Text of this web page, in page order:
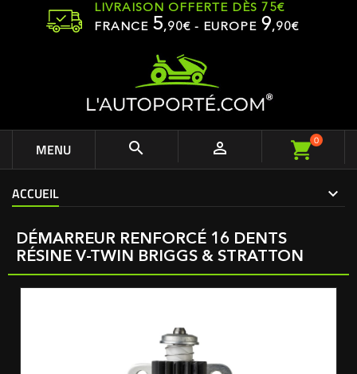
LIVRAISON OFFERTE DÈS 75€
FRANCE 5,90€ - EUROPE 9,90€
MENU   0
ACCUEIL
DÉMARREUR RENFORCÉ 16 DENTS
RÉSINE V-TWIN BRIGGS & STRATTON